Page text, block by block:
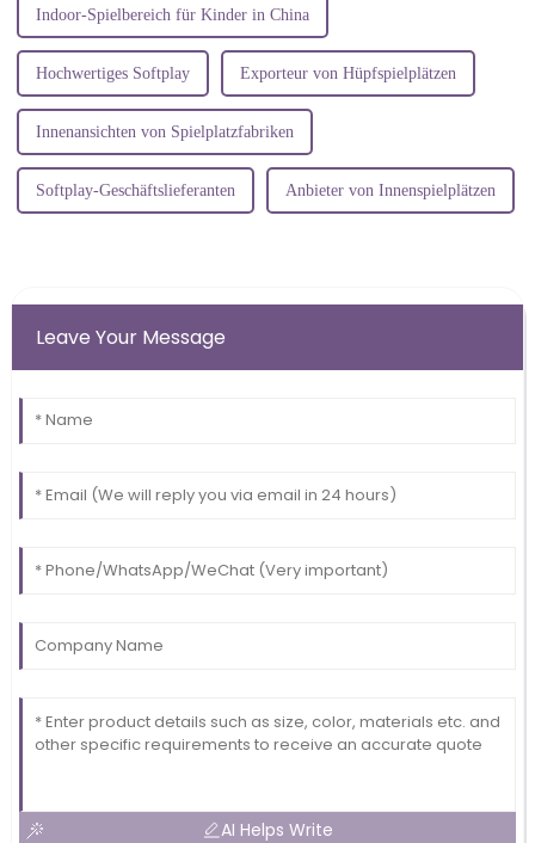
Indoor-Spielbereich für Kinder in China
Hochwertiges Softplay Exporteur von Hüpfspielplätzen
Innenansichten von Spielplatzfabriken
Softplay-Geschäftslieferanten Anbieter von Innenspielplätzen
Leave Your Message
AI Helps Write